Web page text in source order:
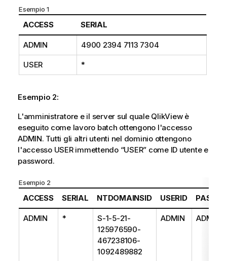
a
Esempio 1
ACCESS SERIAL
ADMIN 4900 2394 7113 7304
USER *
Esempio 2:
L'amministratore e il server sul quale QlikView è
eseguito come lavoro batch ottengono l'accesso
ADMIN. Tutti gli altri utenti nel dominio ottengono
l'accesso USER immettendo “USER” come ID utente e
password.
Esempio 2
ACCESS SERIAL NTDOMAINSID USERID
ADMIN *
S-1-5-21-
125976590-
467238106-
1092489882
ADMIN ADMIN